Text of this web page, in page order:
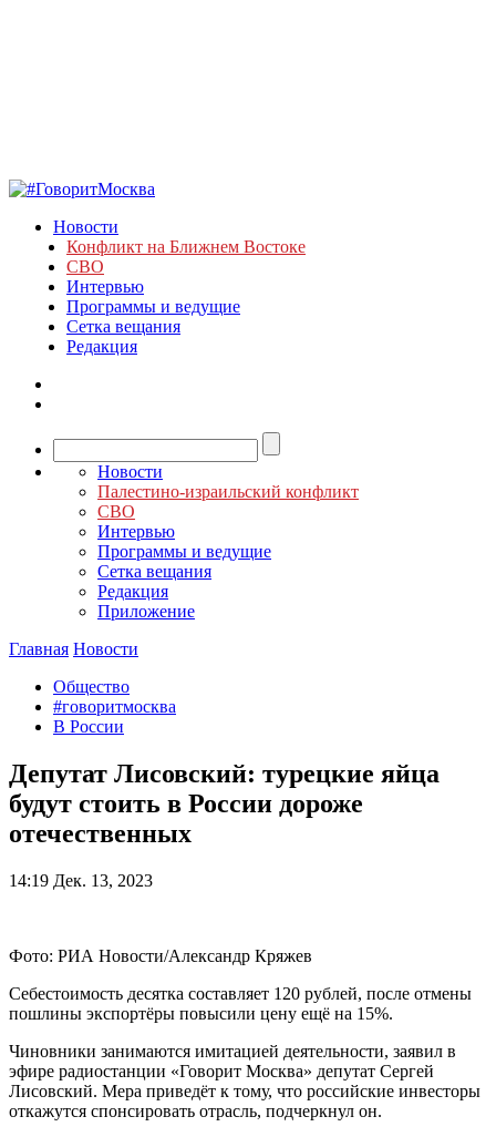
Новости
Конфликт на Ближнем Востоке
СВО
Интервью
Программы и ведущие
Сетка вещания
Редакция
Новости
Палестино-израильский конфликт
СВО
Интервью
Программы и ведущие
Сетка вещания
Редакция
Приложение
Главная Новости
Общество
#говоритмосква
В России
Депутат Лисовский: турецкие яйца
будут стоить в России дороже
отечественных
14:19 Дек. 13, 2023
Фото: РИА Новости/Александр Кряжев
Себестоимость десятка составляет 120 рублей, после отмены
пошлины экспортёры повысили цену ещё на 15%.
Чиновники занимаются имитацией деятельности, заявил в
эфире радиостанции «Говорит Москва» депутат Сергей
Лисовский. Мера приведёт к тому, что российские инвесторы
откажутся спонсировать отрасль, подчеркнул он.